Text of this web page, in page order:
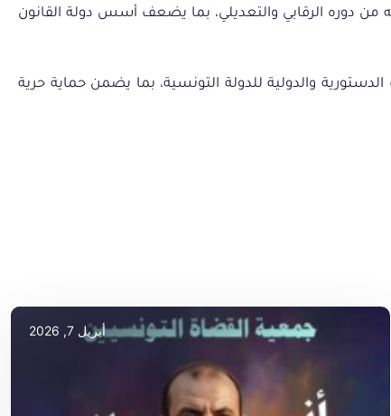
من دوره الرقابي والتعديلي، بما يضعف أسس دولة القانون
والدولية للدولة التونسية، بما يضمن حماية حرية
أبريل 7, 2026